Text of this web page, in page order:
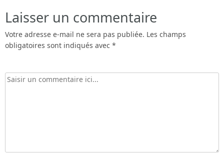
Laisser un commentaire
Votre adresse e-mail ne sera pas publiée. Les champs
obligatoires sont indiqués avec *